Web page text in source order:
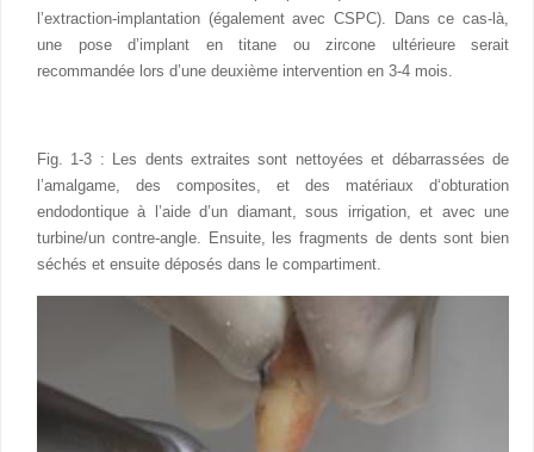
l’extraction-implantation (également avec CSPC). Dans ce cas-là,
une pose d’implant en titane ou zircone ultérieure serait
recommandée lors d’une deuxième intervention en 3-4 mois.
Fig. 1-3 : Les dents extraites sont nettoyées et débarrassées de
l’amalgame, des composites, et des matériaux d‘obturation
endodontique à l’aide d’un diamant, sous irrigation, et avec une
turbine/un contre-angle. Ensuite, les fragments de dents sont bien
séchés et ensuite déposés dans le compartiment.